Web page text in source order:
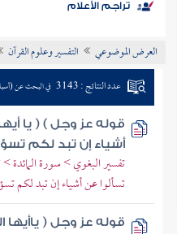
موضوعي
تراجم الأعلام
العرض الموضوعي التفسير وعلوم القرآن
عدد النتائج : 3143 في البحث عن
قوله عز وجل ) ( يا
أشياء إن تبد لكم
تفسير البغوي > سورة المائدة >
تسألوا عن أشياء إن تبد لكم
قوله عز وجل ( ياأيها